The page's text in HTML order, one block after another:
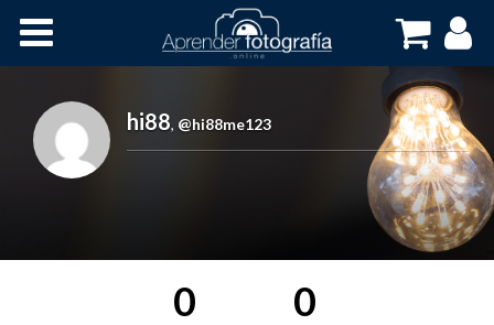
Cursos OnLine
hi88, @hi88me123
0 0